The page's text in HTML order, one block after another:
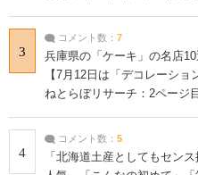
3
コメント数： 7
兵庫県の「ケーキ」の名店
【7月12日は「デコレーシ
ねとらぼリサーチ：2ページ目
4
コメント数： 5
「北海道土産としてもセン